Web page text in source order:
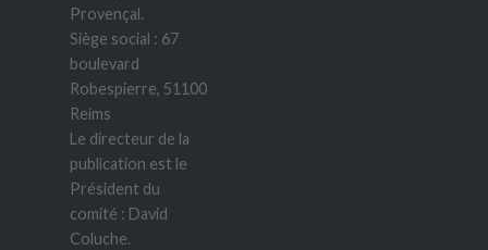
Provençal.
Siège social : 67
boulevard
Robespierre, 51100
Reims
Le directeur de la
publication est le
Président du
comité : David
Coluche.